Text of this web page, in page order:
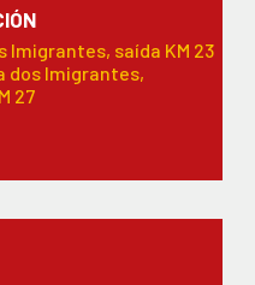
Imigrantes, saída KM 23
dos Imigrantes,
27